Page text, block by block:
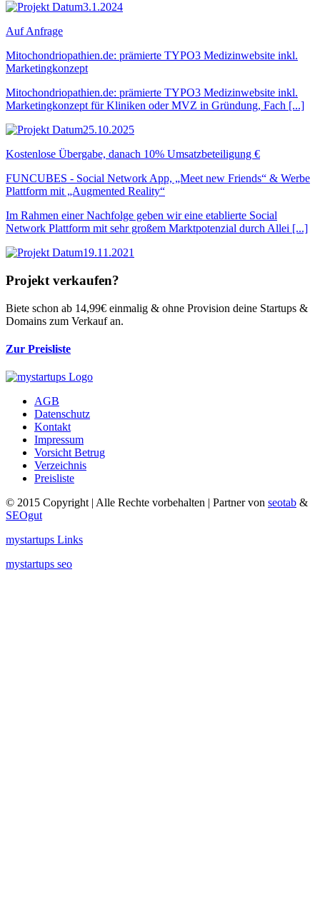
3.1.2024
Auf Anfrage
Mitochondriopathien.de: prämierte TYPO3 Medizinwebsite inkl.
Marketingkonzept
Mitochondriopathien.de: prämierte TYPO3 Medizinwebsite inkl.
Marketingkonzept für Kliniken oder MVZ in Gründung, Fach [...]
25.10.2025
Kostenlose Übergabe, danach 10% Umsatzbeteiligung €
FUNCUBES - Social Network App, „Meet new Friends“ & Werbe
Plattform mit „Augmented Reality“
Im Rahmen einer Nachfolge geben wir eine etablierte Social
Network Plattform mit sehr großem Marktpotenzial durch Allei [...]
19.11.2021
Projekt verkaufen?
Biete schon ab 14,99€ einmalig & ohne Provision deine Startups &
Domains zum Verkauf an.
Zur Preisliste
AGB
Datenschutz
Kontakt
Impressum
Vorsicht Betrug
Verzeichnis
Preisliste
© 2015 Copyright | Alle Rechte vorbehalten | Partner von seotab &
SEOgut
mystartups Links
mystartups seo